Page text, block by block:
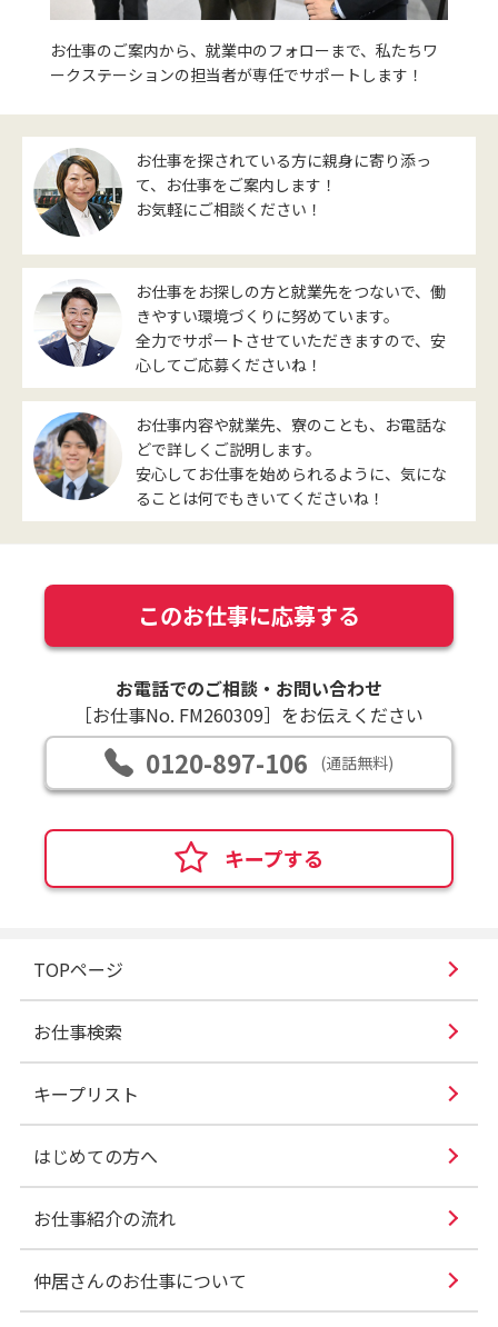
お仕事のご案内から、就業中のフォローまで、私たちワ
ークステーションの担当者が専任でサポートします！
お仕事を探されている方に親身に寄り添っ
て、お仕事をご案内します！
お気軽にご相談ください！
お仕事をお探しの方と就業先をつないで、働
きやすい環境づくりに努めています。
全力でサポートさせていただきますので、安
心してご応募くださいね！
お仕事内容や就業先、寮のことも、お電話な
どで詳しくご説明します。
安心してお仕事を始められるように、気にな
ることは何でもきいてくださいね！
このお仕事に応募する
お電話でのご相談・お問い合わせ
［お仕事No. FM260309］をお伝えください
0120-897-106 (通話無料)
キープする
TOPページ
お仕事検索
キープリスト
はじめての方へ
お仕事紹介の流れ
仲居さんのお仕事について